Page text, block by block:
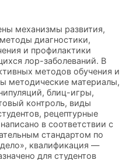
механизмы развития,
диагностики,
и профилактики
лор-заболеваний. В
методов обучения и
методические материалы,
блиц-игры,
контроль, виды
рецептурные
в соответствии с
стандартом по
квалификация —
для студентов